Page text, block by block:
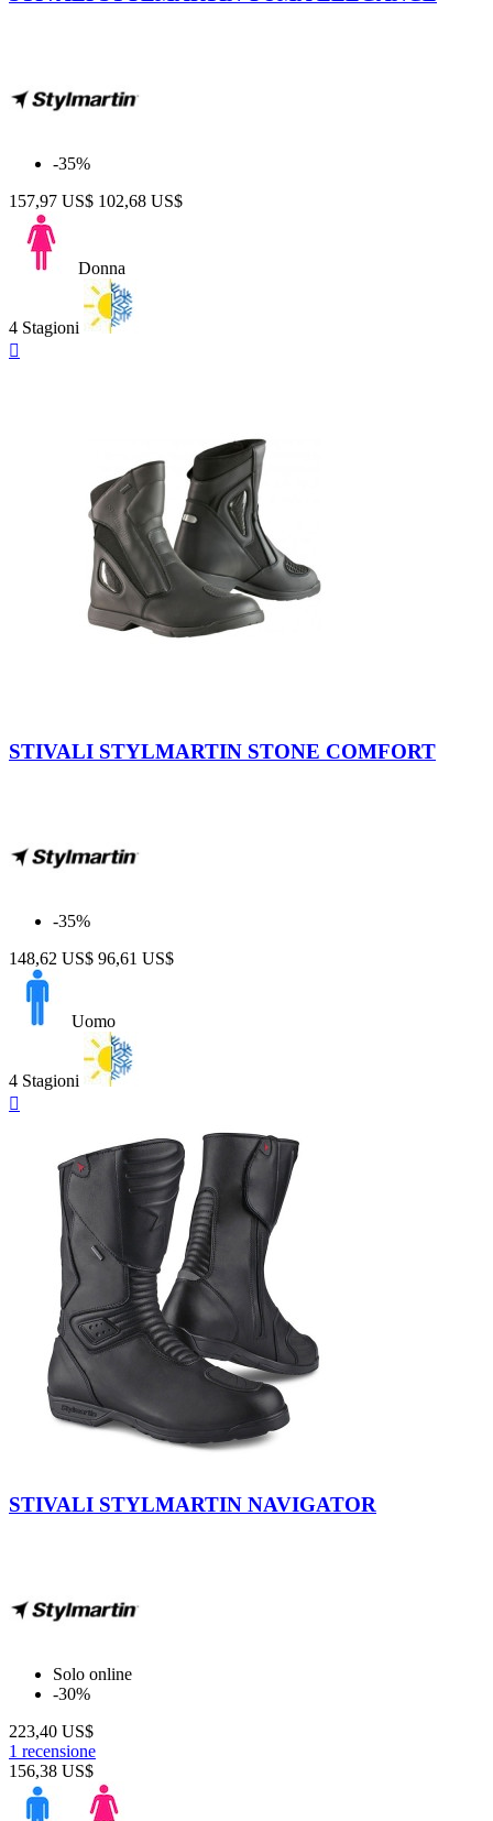
-35%
157,97 US$ 102,68 US$
Donna
4 Stagioni

STIVALI STYLMARTIN STONE COMFORT
-35%
148,62 US$ 96,61 US$
Uomo
4 Stagioni

STIVALI STYLMARTIN NAVIGATOR
Solo online
-30%
223,40 US$
1 recensione
156,38 US$